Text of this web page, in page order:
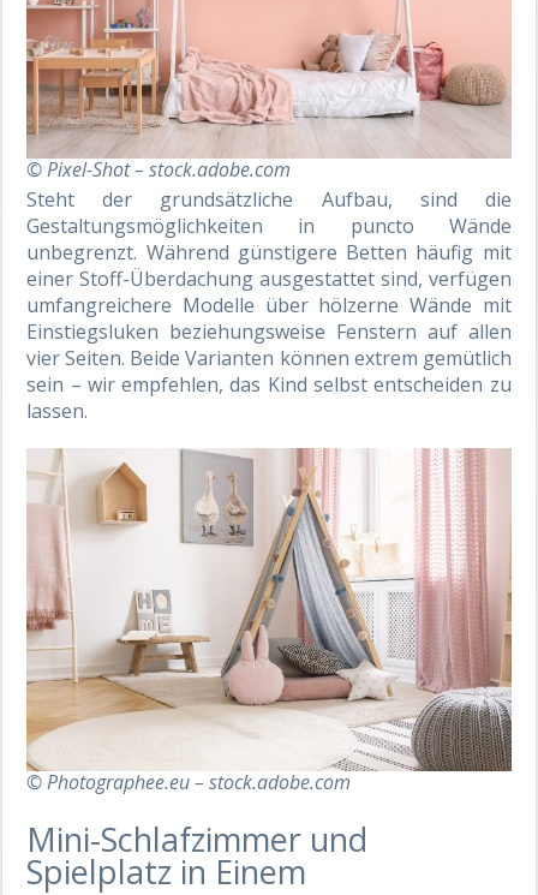
© Pixel-Shot – stock.adobe.com
Steht der grundsätzliche Aufbau, sind die
Gestaltungsmöglichkeiten in puncto Wände
unbegrenzt. Während günstigere Betten häufig mit
einer Stoff-Überdachung ausgestattet sind, verfügen
umfangreichere Modelle über hölzerne Wände mit
Einstiegsluken beziehungsweise Fenstern auf allen
vier Seiten. Beide Varianten können extrem gemütlich
sein – wir empfehlen, das Kind selbst entscheiden zu
lassen.
© Photographee.eu – stock.adobe.com
Mini-Schlafzimmer und
Spielplatz in Einem